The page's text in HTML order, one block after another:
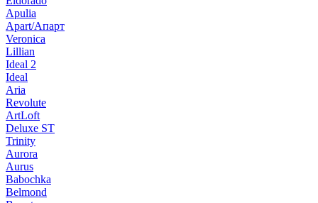
Apulia
Apart/Апарт
Veronica
Lillian
Ideal 2
Ideal
Aria
Revolute
ArtLoft
Deluxe ST
Trinity
Aurora
Aurus
Babochka
Belmond